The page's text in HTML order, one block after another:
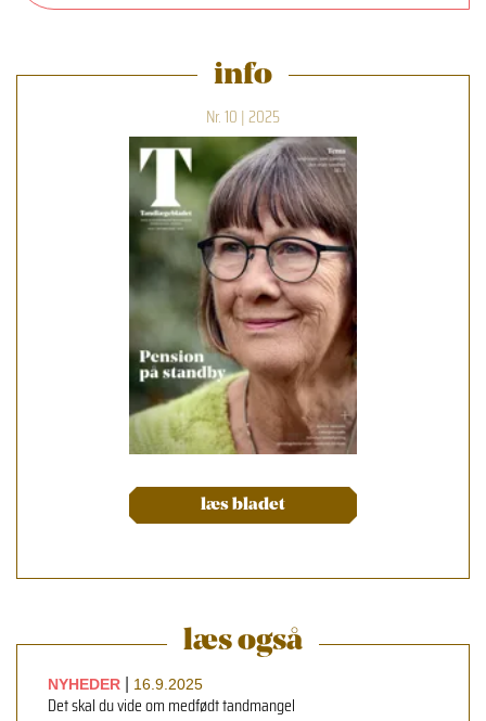
info
Nr. 10 | 2025
læs bladet
læs også
NYHEDER 16.9.2025
Det skal du vide om medfødt tandmangel